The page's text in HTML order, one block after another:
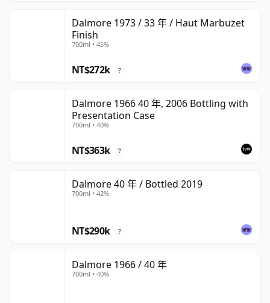
Dalmore 1973 / 33 年 / Haut Marbuzet
Finish
700ml • 45%
NT$272k ?
Dalmore 1966 40 年, 2006 Bottling with
Presentation Case
700ml • 40%
NT$363k ?
Dalmore 40 年 / Bottled 2019
700ml • 42%
NT$290k ?
Dalmore 1966 / 40 年
700ml • 40%